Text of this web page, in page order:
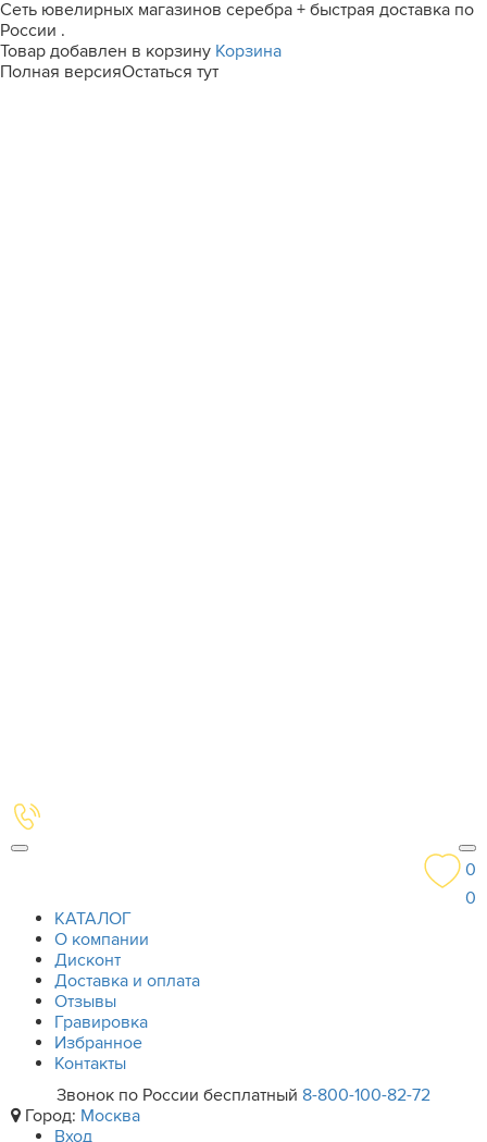
Сеть ювелирных магазинов серебра + быстрая доставка по
России .
Товар добавлен в корзину Корзина
Полная версияОстаться тут
0
0
КАТАЛОГ
О компании
Дисконт
Доставка и оплата
Отзывы
Гравировка
Избранное
Контакты
Звонок по России бесплатный 8-800-100-82-72
Город: Москва
Вход